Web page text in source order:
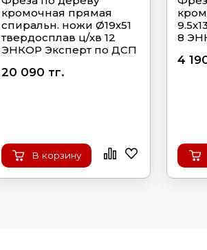
кромочная прямая
спиральн. ножи Ø19х51
твердосплав ц/хв 12
ЭНКОР Эксперт по ДСП
20 090 тг.
В корзину
8
4